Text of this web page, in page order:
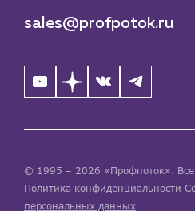
sales@profpotok.ru
© 1995 – 2026 «Профпоток».
Политика конфиденциальности
персональных данных